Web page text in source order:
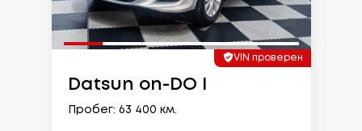
VIN проверен
Datsun on-DO I
Пробег: 63 400 км.